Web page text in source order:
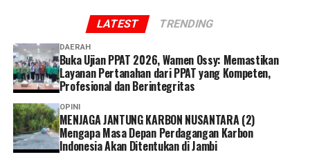
Dhia menilai layanan administrasi non tatap muka
menjadi solusi yang memudahkan peserta dalam
mengakses layanan BPJS Kesehatan.
Selain lebih praktis dan menghemat waktu, menurutnya
keberadaan berbagai kanal layanan digital memberikan
lebih banyak pilihan bagi peserta untuk mengurus
administrasi sesuai kebutuhan dan kondisi masing-
LATEST TRENDING
DAERAH
Buka Ujian PPAT 2026, Wamen Ossy: Memastikan
Layanan Pertanahan dari PPAT yang Kompeten,
Profesional dan Berintegritas
OPINI
MENJAGA JANTUNG KARBON NUSANTARA (2)
Mengapa Masa Depan Perdagangan Karbon
Indonesia Akan Ditentukan di Jambi